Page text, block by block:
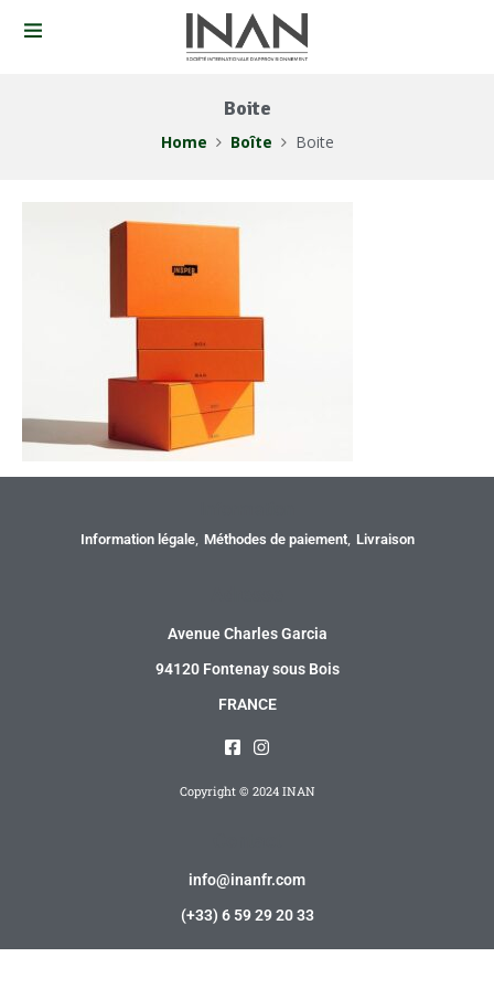
Boite
Home Boîte Boite
Information légale Méthodes de paiement Livraison
Avenue Charles Garcia
94120 Fontenay sous Bois
FRANCE
Copyright © 2024 INAN
info@inanfr.com
(+33) 6 59 29 20 33